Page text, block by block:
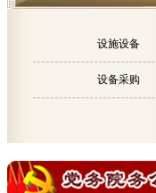
设施设备
设备采购